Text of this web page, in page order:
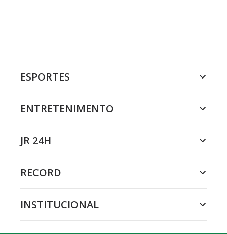
ESPORTES
ENTRETENIMENTO
JR 24H
RECORD
INSTITUCIONAL